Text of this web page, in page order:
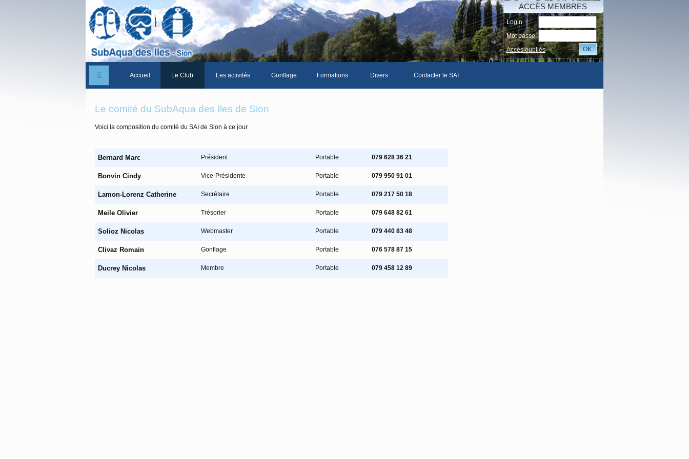
ACCÈS MEMBRES
Login
Mot passe
Accés oubliés
OK
☰ Accueil Le Club
Les membres du club
La Cabane des Iles
Le domaine des Iles
Adhérer/Devenir membre
Les activités Gonflage Formations Divers
Documents divers
Piscine Sion
Contacter le SAI
Le comité du SubAqua des Iles de Sion
Voici la composition du comité du SAI de Sion à ce jour
Bernard Marc Président Portable 079 628 36 21
Bonvin Cindy Vice-Présidente Portable 079 950 91 01
Lamon-Lorenz Catherine Secrétaire Portable 079 217 50 18
Meile Olivier Trésorier Portable 079 648 82 61
Solioz Nicolas Webmaster Portable 079 440 83 48
Clivaz Romain Gonflage Portable 076 578 87 15
Ducrey Nicolas Membre Portable 079 458 12 89